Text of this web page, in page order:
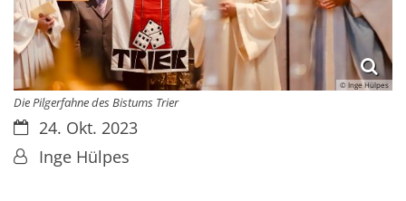
© Inge Hülpes
Die Pilgerfahne des Bistums Trier
Datum:24. Okt. 2023
Von:Inge Hülpes